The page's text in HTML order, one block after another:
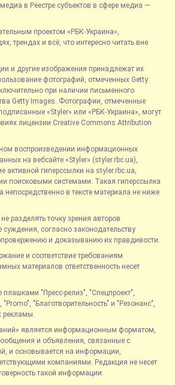
в Реестре субъектов в сфере медиа —
проектом «РБК-Украина»,
трендах и всё, что интересно читать вне
и другие изображения принадлежат их
фотографий, отмеченных Getty
при наличии письменного
Getty Images. Фотографии, отмеченные
«Styler» или «РБК-Украина», могут
лицензии Creative Commons Attribution
воспроизведении информационных
на вебсайте «Styler» (styler.rbc.ua),
активной гиперссылки на styler.rbc.ua,
поисковыми системами. Такая гиперссылка
в тексте материала не ниже
разделять точку зрения авторов
согласно законодательству
и доказыванию их правдивости.
и соответствие требованиям
материалов ответственность несет
"Пресс-релиз", "Спецпроект",
"Благотворительность" и "Резонанс",
рекламы.
является информационным форматом,
и объявления, связанные с
и основывается на информации,
компаниями. Редакция не несет
такой информации.